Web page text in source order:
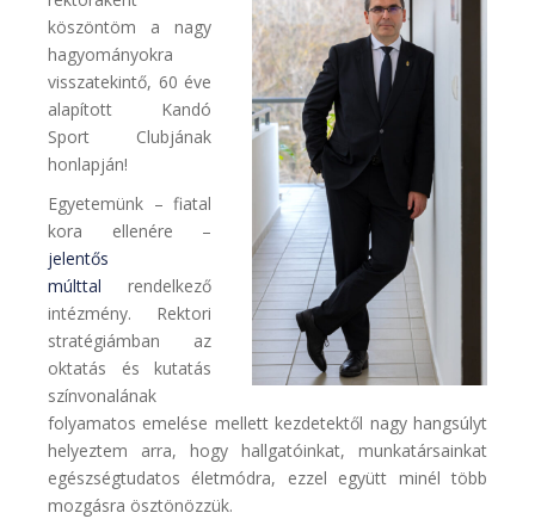
köszöntöm a nagy
hagyományokra
visszatekintő, 60 éve
alapított Kandó
Sport Clubjának
honlapján!
Egyetemünk – fiatal
kora ellenére –
jelentős
múlttal rendelkező
intézmény. Rektori
stratégiámban az
oktatás és kutatás
színvonalának
folyamatos emelése mellett kezdetektől nagy hangsúlyt
helyeztem arra, hogy hallgatóinkat, munkatársainkat
egészségtudatos életmódra, ezzel együtt minél több
mozgásra ösztönözzük.